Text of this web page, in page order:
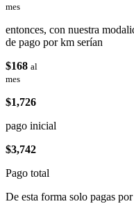
mes
entonces, con nuestra
de pago por km serían
$168 al
mes
$1,726
pago inicial
$3,742
Pago total
De esta forma solo pagas